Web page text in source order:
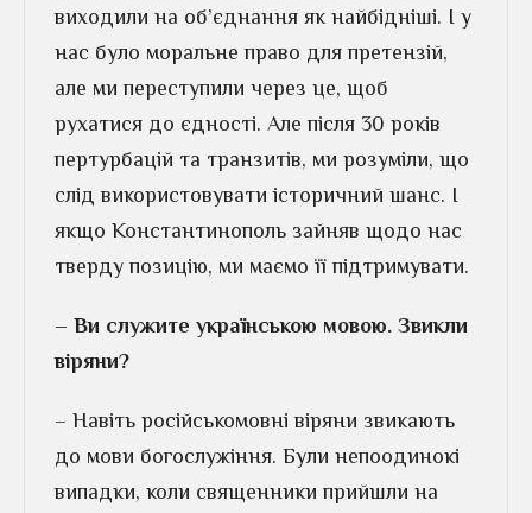
виходили на об’єднання як найбідніші. І у
нас було моральне право для претензій,
але ми переступили через це, щоб
рухатися до єдності. Але після 30 років
пертурбацій та транзитів, ми розуміли, що
слід використовувати історичний шанс. І
якщо Константинополь зайняв щодо нас
тверду позицію, ми маємо її підтримувати.
– Ви служите українською мовою. Звикли
віряни?
– Навіть російськомовні віряни звикають
до мови богослужіння. Були непоодинокі
випадки, коли священники прийшли на